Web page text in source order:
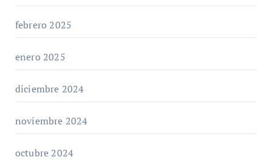
febrero 2025
enero 2025
diciembre 2024
noviembre 2024
octubre 2024